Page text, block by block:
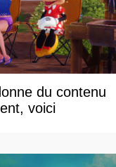
du contenu
voici